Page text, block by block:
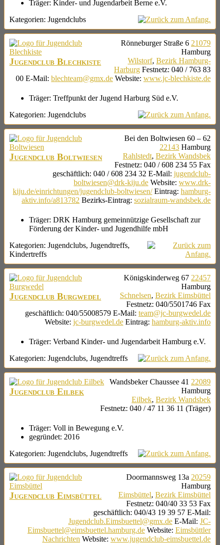
Träger: Kinder- und Jugendarbeit Berne e.V.
Kategorien: Jugendclubs
Jugendclub Blechkiste
Rönneburger Straße 6 21079
Hamburg
Wilstorf, Bezirk Hamburg-
Harburg Festnetz: 040 / 763 83
00 E-Mail: blechteam@gmx.de Website: www.jc-blechkiste.de
Träger: Treffpunkt der Jugend Harburg Süd e.V.
Kategorien: Jugendclubs
Jugendclub Boltwiesen
Bei den Boltwiesen 60 – 62
22143 Hamburg
Rahlstedt, Bezirk Wandsbek
Festnetz: 040 / 608 234 55 Fax
geschäftlich: 040 / 608 234 32 E-Mail: jugendclub-
boltwiesen@drk-kiju.de Website: www.drk-
kiju.de/einrichtungen/jugendclub-boltwiesen/ Eintrag: hamburg-
aktiv.info/a813782 Bezirks-Eintrag: sozialraum-wandsbek.de
Träger: DRK Hamburg gemeinnützige Gesellschaft zur
Förderung der Kinder- und Jugendhilfe mbH
Kategorien: Jugendclubs, Jugendtreffs,
Kindertreffs
Jugendclub Burgwedel
Königskinderweg 67 22457
Hamburg
Schnelsen, Bezirk Eimsbüttel
Festnetz: 040/5501746 Fax
geschäftlich: 040/55008579 E-Mail: team@jc-burgwedel.de
Website: jc-burgwedel.de Eintrag: hamburg-aktiv.info
Träger: Verband Kinder- und Jugendarbeit Hamburg e.V.
Kategorien: Jugendclubs, Jugendtreffs
Jugendclub Eilbek
Wandsbeker Chaussee 41 22089
Hamburg
Eilbek, Bezirk Wandsbek
Festnetz: 040 / 47 11 36 11 (Träger)
Träger: Voll in Bewegung e.V.
gegründet: 2016
Kategorien: Jugendclubs, Jugendtreffs
Jugendclub Eimsbüttel
Doormannsweg 13a 20259
Hamburg
Eimsbüttel, Bezirk Eimsbüttel
Festnetz: 040/40 33 53 Fax
geschäftlich: 040/43 19 39 57 E-Mail:
Jugendclub.Eimsbuettel@gmx.de E-Mail: JC-
Eimsbuettel@eimsbuettel.hamburg.de Website: Eimsbüttler
Nachrichten Website: www.jugendclub-eimsbuettel.de